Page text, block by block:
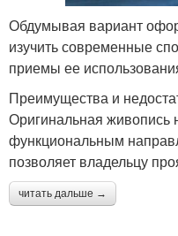
Обдумывая вариант
изучить современные
приемы ее
Преимущества и
Оригинальная живопись
функциональным
позволяет владельцу
читать дальше →